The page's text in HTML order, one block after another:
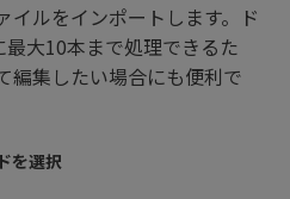
イルをインポートします。ド
大10本まで処理できるた
編集したい場合にも便利で
を選択